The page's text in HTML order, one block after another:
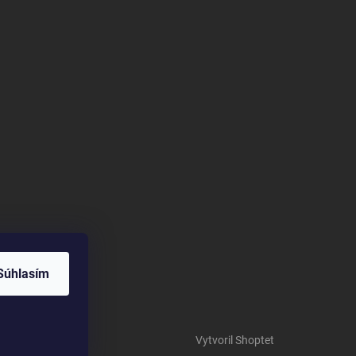
Vytvoril Shoptet